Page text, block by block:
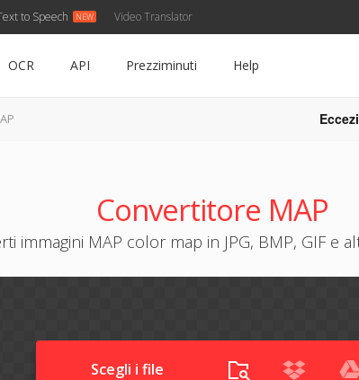
to Speech Video Translator
OCR API Prezziminuti Help
Convertitore MAP
immagini MAP color map in JPG, BMP, GIF e
Scegli i file